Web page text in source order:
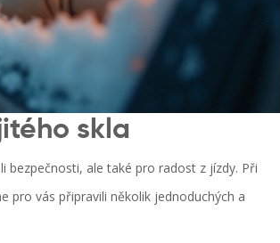
skla
bezpečnosti, ale také pro radost z jízdy. Při
pro vás připravili několik jednoduchých a